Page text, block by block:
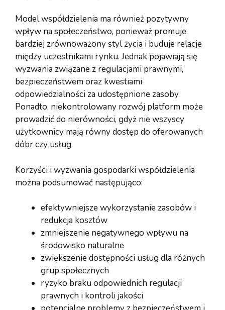
Model współdzielenia ma również pozytywny
wpływ na społeczeństwo, ponieważ promuje
bardziej zrównoważony styl życia i buduje relacje
między uczestnikami rynku. Jednak pojawiają się
wyzwania związane z regulacjami prawnymi,
bezpieczeństwem oraz kwestiami
odpowiedzialności za udostępnione zasoby.
Ponadto, niekontrolowany rozwój platform może
prowadzić do nierówności, gdyż nie wszyscy
użytkownicy mają równy dostęp do oferowanych
dóbr czy usług.
Korzyści i wyzwania gospodarki współdzielenia
można podsumować następująco:
efektywniejsze wykorzystanie zasobów i
redukcja kosztów
zmniejszenie negatywnego wpływu na
środowisko naturalne
zwiększenie dostępności usług dla różnych
grup społecznych
ryzyko braku odpowiednich regulacji
prawnych i kontroli jakości